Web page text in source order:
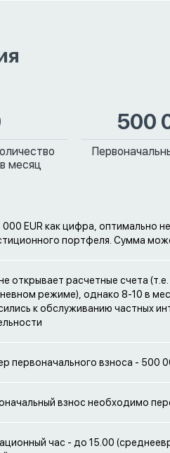
месяц
500
000 EUR как цифра, оптимально
портфеля. Сумма
открывает расчетные счета
режиме), однако 8-10 в
к обслуживанию частных
первоначального взноса - 500
взнос необходимо
час - до 15.00